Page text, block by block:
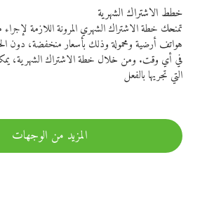
خطط الاشتراك الشهرية
تمنحك خطة الاشتراك الشهري المرونة اللازمة لإجراء
هواتف أرضية ومحمولة وذلك بأسعار منخفضة، دون
في أي وقت. ومن خلال خطة الاشتراك الشهرية،
التي تجريها بالفعل
المزيد من الوجهات